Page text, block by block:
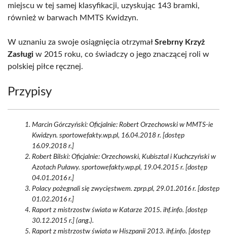
miejscu w tej samej klasyfikacji, uzyskując 143 bramki,
również w barwach MMTS Kwidzyn.
W uznaniu za swoje osiągnięcia otrzymałSrebrny Krzyż
Zasługi w 2015 roku, co świadczy o jego znaczącej roli w
polskiej piłce ręcznej.
Przypisy
Marcin Górczyński: Oficjalnie: Robert Orzechowski w MMTS-ie
Kwidzyn. sportowefakty.wp.pl, 16.04.2018 r. [dostęp
16.09.2018 r.]
Robert Bilski: Oficjalnie: Orzechowski, Kubisztal i Kuchczyński w
Azotach Puławy. sportowefakty.wp.pl, 19.04.2015 r. [dostęp
04.01.2016 r.]
Polacy pożegnali się zwycięstwem. zprp.pl, 29.01.2016 r. [dostęp
01.02.2016 r.]
Raport z mistrzostw świata w Katarze 2015. ihf.info. [dostęp
30.12.2015 r.] (ang.).
Raport z mistrzostw świata w Hiszpanii 2013. ihf.info. [dostęp